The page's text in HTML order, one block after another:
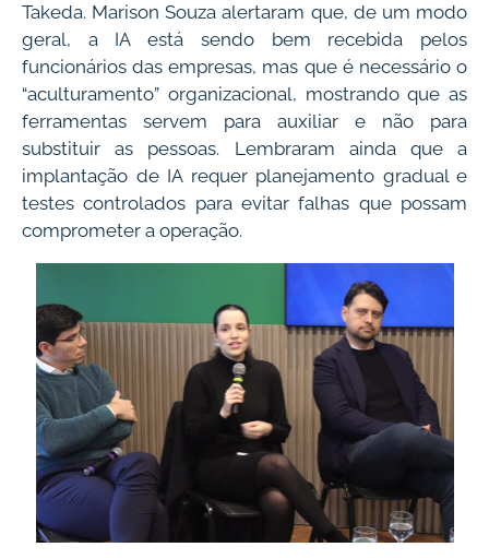
Takeda. Marison Souza alertaram que, de um modo
geral, a IA está sendo bem recebida pelos
funcionários das empresas, mas que é necessário o
“aculturamento” organizacional, mostrando que as
ferramentas servem para auxiliar e não para
substituir as pessoas. Lembraram ainda que a
implantação de IA requer planejamento gradual e
testes controlados para evitar falhas que possam
comprometer a operação.